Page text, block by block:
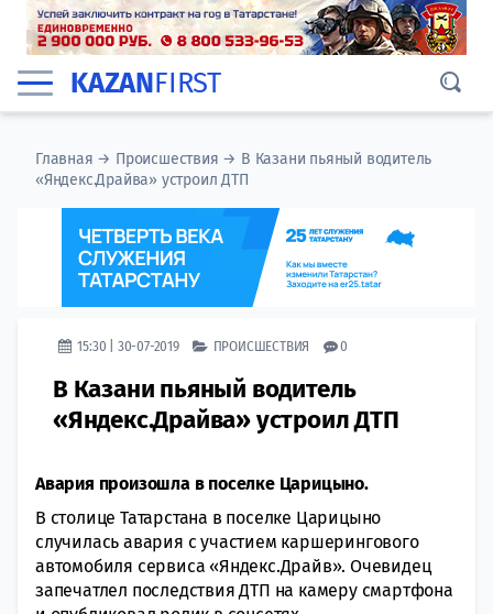
KAZANFIRST
Главная → Происшествия → В Казани пьяный водитель
«Яндекс.Драйва» устроил ДТП
15:30 | 30-07-2019 ПРОИСШЕСТВИЯ 0
В Казани пьяный водитель
«Яндекс.Драйва» устроил ДТП
Авария произошла в поселке Царицыно.
В столице Татарстана в поселке Царицыно
случилась авария с участием каршерингового
автомобиля сервиса «Яндекс.Драйв». Очевидец
запечатлел последствия ДТП на камеру смартфона